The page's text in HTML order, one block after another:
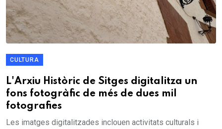
CULTURA
L'Arxiu Històric de Sitges digitalitza un
fons fotogràfic de més de dues mil
fotografies
Les imatges digitalitzades inclouen activitats culturals i